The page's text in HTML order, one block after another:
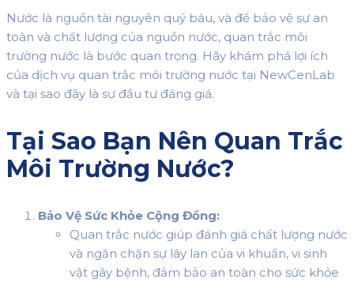
Nước là nguồn tài nguyên quý báu, và để bảo vệ sự an
toàn và chất lượng của nguồn nước, quan trắc môi
trường nước là bước quan trọng. Hãy khám phá lợi ích
của dịch vụ quan trắc môi trường nước tại NewCenLab
và tại sao đây là sự đầu tư đáng giá.
Tại Sao Bạn Nên Quan Trắc
Môi Trường Nước?
Bảo Vệ Sức Khỏe Cộng Đồng:
Quan trắc nước giúp đánh giá chất lượng nước
và ngăn chặn sự lây lan của vi khuẩn, vi sinh
vật gây bệnh, đảm bảo an toàn cho sức khỏe